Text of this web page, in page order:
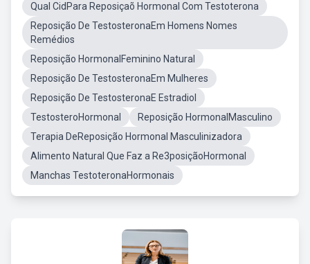
Qual CidPara Reposiçaõ Hormonal Com Testoterona
Reposição De TestosteronaEm Homens Nomes
Remédios
Reposição HormonalFeminino Natural
Reposição De TestosteronaEm Mulheres
Reposição De TestosteronaE Estradiol
TestosteroHormonal
Reposição HormonalMasculino
Terapia DeReposição Hormonal Masculinizadora
Alimento Natural Que Faz a Re3posiçãoHormonal
Manchas TestoteronaHormonais